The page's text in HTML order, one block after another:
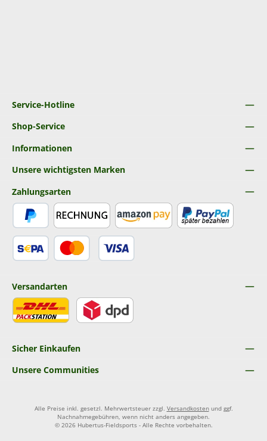
Service-Hotline
Shop-Service
Informationen
Unsere wichtigsten Marken
Sicher Einkaufen
Unsere Communities
Zahlungsarten
Versandarten
Alle Preise inkl. gesetzl. Mehrwertsteuer zzgl. Versandkostenund ggf.
Nachnahmegebühren, wenn nicht anders angegeben.
© 2026 Hubertus-Fieldsports - Alle Rechte vorbehalten.